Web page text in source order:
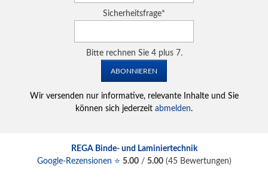
Adresse
Pflichtfeld
Sicherheitsfrage*
Bitte rechnen Sie 4 plus 7.
ABONNIEREN
Wir versenden nur informative, relevante Inhalte und Sie
können sich jederzeit abmelden.
REGA Binde- und Laminiertechnik
Google-Rezensionen ⭐ 5.00/ 5.00(45Bewertungen)